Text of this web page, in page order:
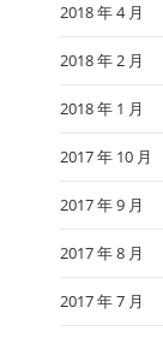
2018 年 4 月
2018 年 2 月
2018 年 1 月
2017 年 10 月
2017 年 9 月
2017 年 8 月
2017 年 7 月